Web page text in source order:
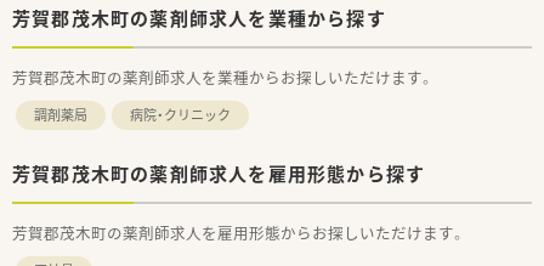
芳賀郡茂木町の薬剤師求人を業種から探す
芳賀郡茂木町の薬剤師求人を業種からお探しいただけます。
調剤薬局 病院・クリニック
芳賀郡茂木町の薬剤師求人を雇用形態から探す
芳賀郡茂木町の薬剤師求人を雇用形態からお探しいただけます。